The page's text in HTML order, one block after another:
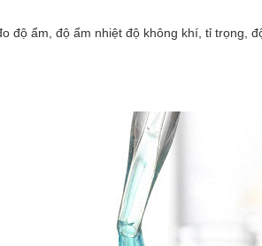
độ ẩm, độ ẩm nhiệt độ không khí, tỉ trọng,